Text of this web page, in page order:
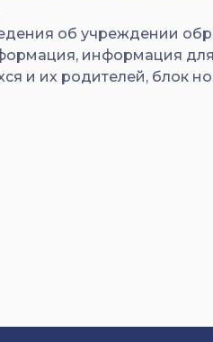
об учреждении
информация для
и их родителей, блок